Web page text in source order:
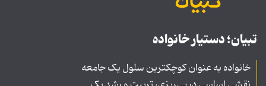
تبیان؛ دستیار خانواده
خانواده به عنوان کوچکترین سلول یک جامعه